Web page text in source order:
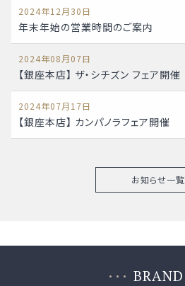
2024年12月30日
年末年始の営業時間のご案内
2024年08月07日
【銀座本店】 ザ・シチズン フェア開催
2024年07月17日
【銀座本店】 カンパノラフェア開催
お知らせ一覧
BRAND